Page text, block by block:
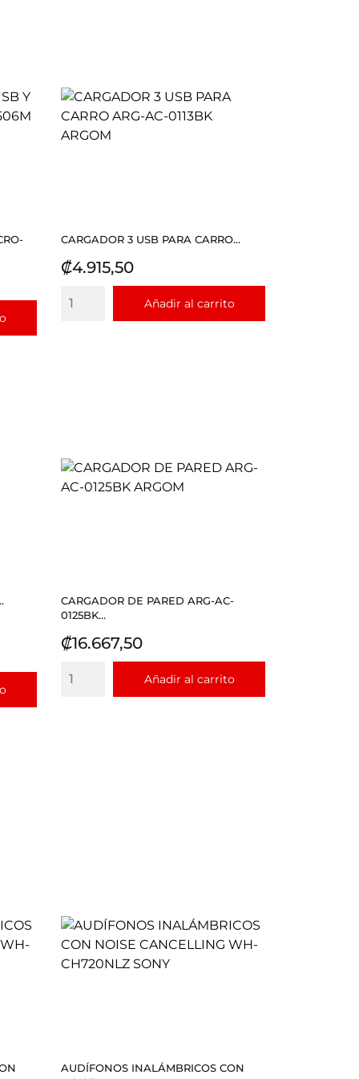
CARGADOR 3 USB PARA CARRO...
Precio
₡4.915,50
Añadir al carrito
CARGADOR DE PARED ARG-AC-
0125BK...
Precio
₡16.667,50
Añadir al carrito
AUDÍFONOS INALÁMBRICOS CON